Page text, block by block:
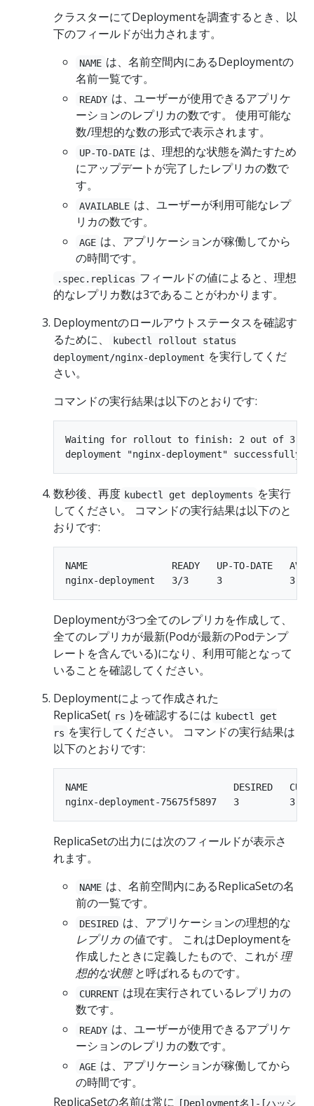
クラスターにてDeploymentを調査するとき、以
下のフィールドが出力されます。
NAME は、名前空間内にあるDeploymentの
名前一覧です。
READY は、ユーザーが使用できるアプリケ
ーションのレプリカの数です。 使用可能な
数/理想的な数の形式で表示されます。
UP-TO-DATE は、理想的な状態を満たすため
にアップデートが完了したレプリカの数で
す。
AVAILABLE は、ユーザーが利用可能なレプ
リカの数です。
AGE は、アプリケーションが稼働してから
の時間です。
.spec.replicas フィールドの値によると、理想
的なレプリカ数は3であることがわかります。
Deploymentのロールアウトステータスを確認す
るために、
kubectl rollout status
deployment/nginx-deployment を実行してくだ
さい。
コマンドの実行結果は以下のとおりです:
Waiting for rollout to finish: 2 out of 3
数秒後、再度 kubectl get deployments を実行
してください。 コマンドの実行結果は以下のと
おりです:
NAME               READY   UP-TO-DATE
Deploymentが3つ全てのレプリカを作成して、
全てのレプリカが最新(Podが最新のPodテンプ
レートを含んでいる)になり、利用可能となって
いることを確認してください。
Deploymentによって作成された
ReplicaSet( rs )を確認するには kubectl get
rs を実行してください。 コマンドの実行結果は
以下のとおりです:
NAME                          DESIRED
ReplicaSetの出力には次のフィールドが表示さ
れます。
NAME は、名前空間内にあるReplicaSetの名
前の一覧です。
DESIRED は、アプリケーションの理想的な
レプリカの値です。 これはDeploymentを
作成したときに定義したもので、これが理
想的な状態と呼ばれるものです。
CURRENT は現在実行されているレプリカの
数です。
READY は、ユーザーが使用できるアプリケ
ーションのレプリカの数です。
AGE は、アプリケーションが稼働してから
の時間です。
ReplicaSetの名前は常に [Deployment名]-[ハッシ